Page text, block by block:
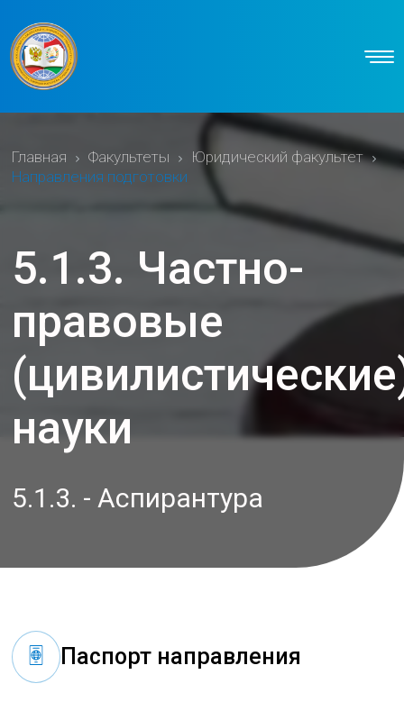
Главная Факультеты
Юридический факультет
Направления подготовки
5.1.3. Частно-
правовые
науки
5.1.3. - Аспирантура
Паспорт направления